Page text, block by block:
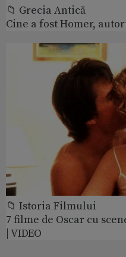
📁 Grecia Antică
Cine a fost Homer,
📁 Istoria Filmului
7 filme de Oscar cu
| VIDEO